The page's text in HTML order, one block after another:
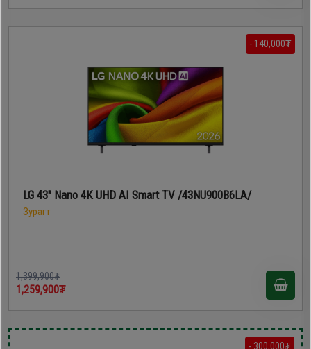
- 140,000₮
LG 43" Nano 4K UHD AI Smart TV /43NU900B6LA/
Зурагт
1,399,900₮
1,259,900₮
- 300,000₮